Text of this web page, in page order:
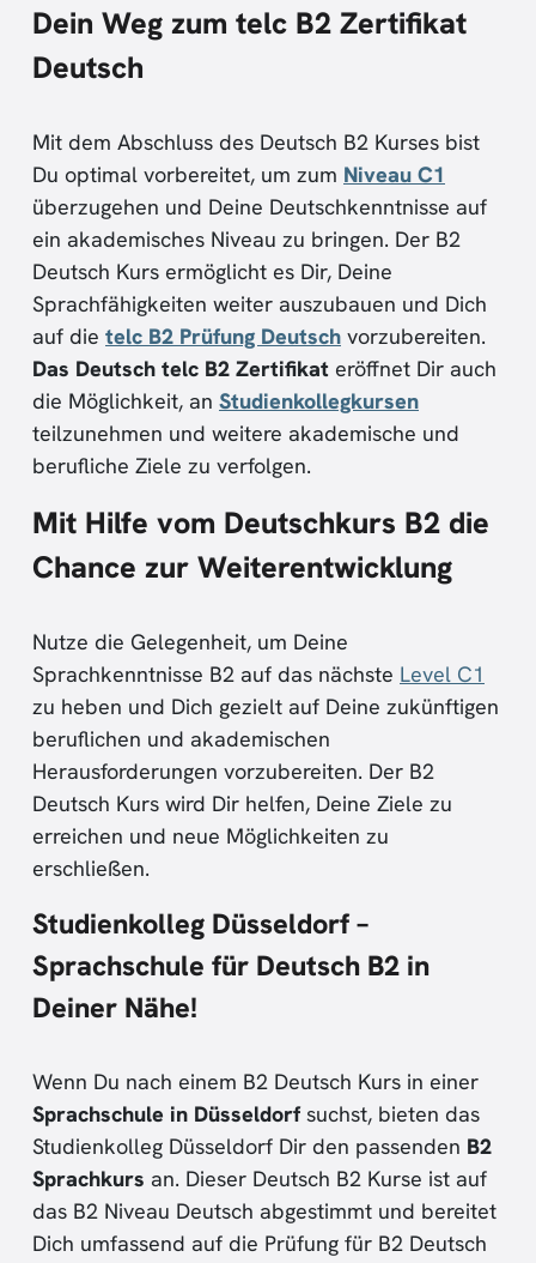
Dein Weg zum telc B2 Zertifikat
Deutsch
Mit dem Abschluss des Deutsch B2 Kurses bist
Du optimal vorbereitet, um zum Niveau C1
überzugehen und Deine Deutschkenntnisse auf
ein akademisches Niveau zu bringen. Der B2
Deutsch Kurs ermöglicht es Dir, Deine
Sprachfähigkeiten weiter auszubauen und Dich
auf die telc B2 Prüfung Deutsch vorzubereiten.
Das Deutsch telc B2 Zertifikat eröffnet Dir auch
die Möglichkeit, an Studienkollegkursen
teilzunehmen und weitere akademische und
berufliche Ziele zu verfolgen.
Mit Hilfe vom Deutschkurs B2 die
Chance zur Weiterentwicklung
Nutze die Gelegenheit, um Deine
Sprachkenntnisse B2 auf das nächste Level C1
zu heben und Dich gezielt auf Deine zukünftigen
beruflichen und akademischen
Herausforderungen vorzubereiten. Der B2
Deutsch Kurs wird Dir helfen, Deine Ziele zu
erreichen und neue Möglichkeiten zu
erschließen.
Studienkolleg Düsseldorf –
Sprachschule für Deutsch B2 in
Deiner Nähe!
Wenn Du nach einem B2 Deutsch Kurs in einer
Sprachschule in Düsseldorfsuchst, bieten das
Studienkolleg Düsseldorf Dir den passenden B2
Sprachkurs an. Dieser Deutsch B2 Kurse ist auf
das B2 Niveau Deutsch abgestimmt und bereitet
Dich umfassend auf die Prüfung für B2 Deutsch